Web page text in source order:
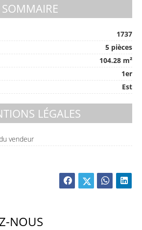
SOMMAIRE
1737
5 pièces
104.28 m²
1er
Est
LÉGALES
vendeur
NOUS